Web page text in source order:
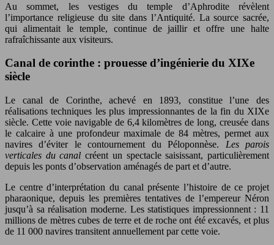
Au sommet, les vestiges du temple d’Aphrodite révèlent
l’importance religieuse du site dans l’Antiquité. La source sacrée,
qui alimentait le temple, continue de jaillir et offre une halte
rafraîchissante aux visiteurs.
Canal de corinthe : prouesse d’ingénierie du XIXe
siècle
Le canal de Corinthe, achevé en 1893, constitue l’une des
réalisations techniques les plus impressionnantes de la fin du XIXe
siècle. Cette voie navigable de 6,4 kilomètres de long, creusée dans
le calcaire à une profondeur maximale de 84 mètres, permet aux
navires d’éviter le contournement du Péloponnèse. Les parois
verticales du canalcréent un spectacle saisissant, particulièrement
depuis les ponts d’observation aménagés de part et d’autre.
Le centre d’interprétation du canal présente l’histoire de ce projet
pharaonique, depuis les premières tentatives de l’empereur Néron
jusqu’à sa réalisation moderne. Les statistiques impressionnent : 11
millions de mètres cubes de terre et de roche ont été excavés, et plus
de 11 000 navires transitent annuellement par cette voie.